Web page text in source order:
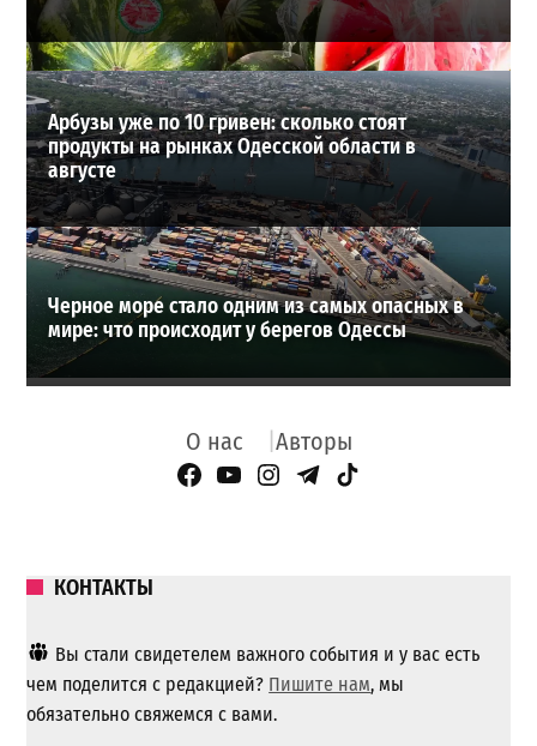
Арбузы уже по 10 гривен: сколько стоят
продукты на рынках Одесской области в
августе
Черное море стало одним из самых опасных в
мире: что происходит у берегов Одессы
О нас Авторы
Facebook Page
YouTube
Instagram
Telegram
TikTok
КОНТАКТЫ
Вы стали свидетелем важного события и у вас есть
чем поделится с редакцией? Пишите нам, мы
обязательно свяжемся с вами.